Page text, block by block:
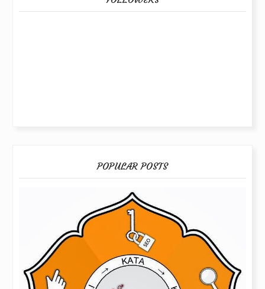
POPULAR POSTS